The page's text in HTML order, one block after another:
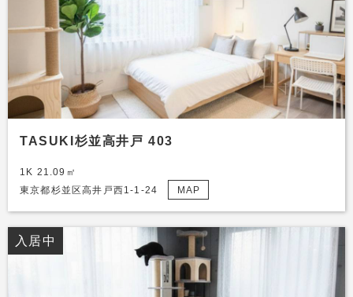
TASUKI杉並高井戸 403
1K 21.09㎡
東京都杉並区高井戸西1-1-24
MAP
入居中